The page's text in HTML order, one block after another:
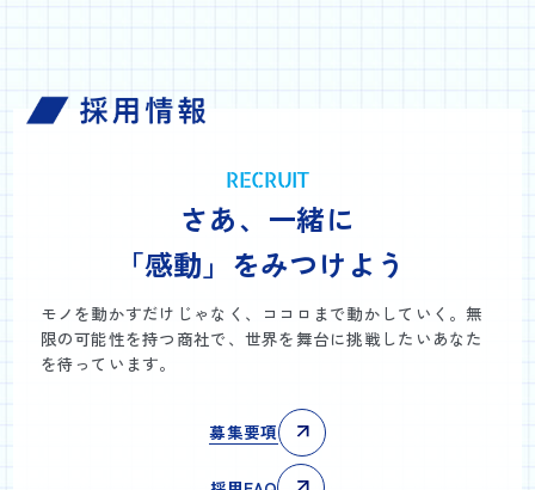
RECRUIT
さあ、一緒に
「感動」をみつけよう
モノを動かすだけじゃなく、ココロまで動かしていく。無
限の可能性を持つ商社で、世界を舞台に挑戦したいあなた
を待っています。
募集要項